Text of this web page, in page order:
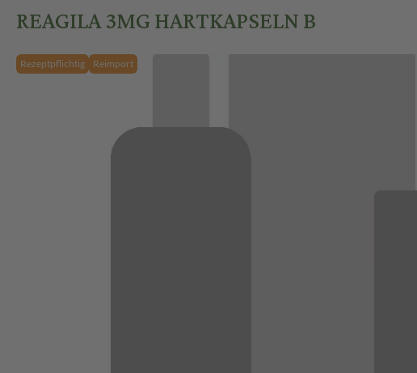
REAGILA 3MG HARTKAPSELN B
Rezeptpflichtig Reimport